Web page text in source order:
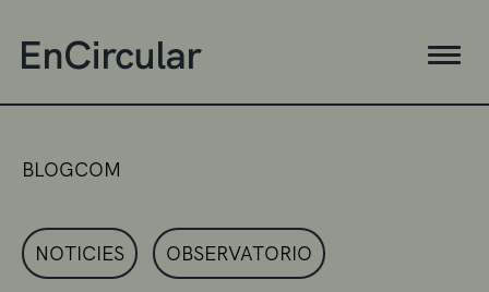
BLOGCOM
NOTICIES OBSERVATORIO